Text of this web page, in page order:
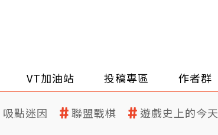
VT加油站 投稿專區 作者群
吸點迷因 聯盟戰棋 遊戲史上的今天